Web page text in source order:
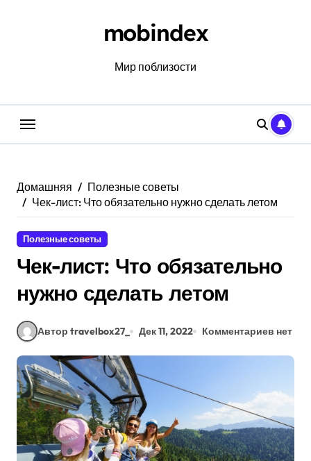
mobindex
Мир поблизости
Домашняя
Полезные советы
Чек-лист: Что обязательно нужно сделать летом
Полезные советы
Чек-лист: Что обязательно
нужно сделать летом
Автор travelbox27_ Дек 11, 2022 Комментариев нет